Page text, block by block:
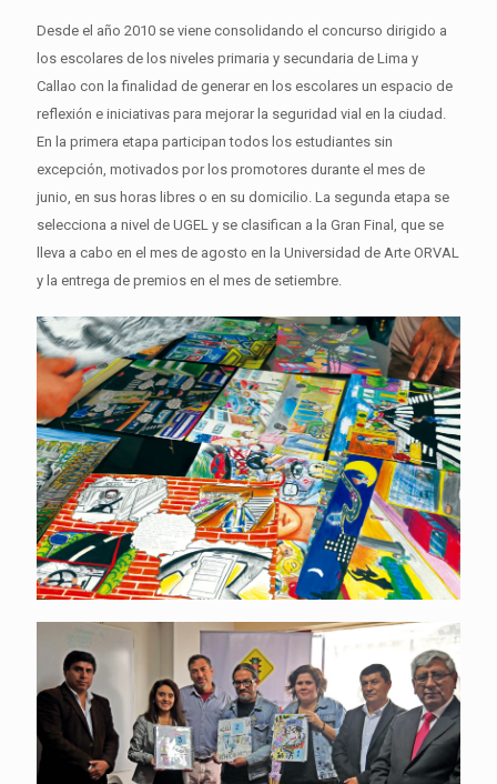
Desde el año 2010 se viene consolidando el concurso dirigido a
los escolares de los niveles primaria y secundaria de Lima y
Callao con la finalidad de generar en los escolares un espacio de
reflexión e iniciativas para mejorar la seguridad vial en la ciudad.
En la primera etapa participan todos los estudiantes sin
excepción, motivados por los promotores durante el mes de
junio, en sus horas libres o en su domicilio. La segunda etapa se
selecciona a nivel de UGEL y se clasifican a la Gran Final, que se
lleva a cabo en el mes de agosto en la Universidad de Arte ORVAL
y la entrega de premios en el mes de setiembre.